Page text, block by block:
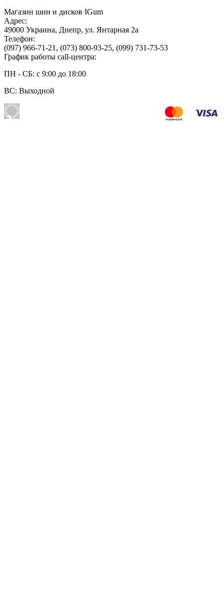
Магазин шин и дисков IGum
Адрес:
49000 Украина, Днепр, ул. Янтарная 2а
Телефон:
(097) 966-71-21 , (073) 800-93-25, (099) 731-73-53
График работы call-центра:
ПН - СБ: с 9:00 до 18:00
ВС: Выходной